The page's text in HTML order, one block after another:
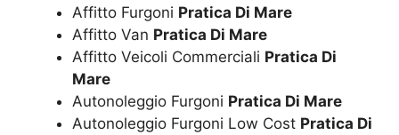
Affitto Furgoni Pratica Di Mare
Affitto Van Pratica Di Mare
Affitto Veicoli Commerciali Pratica Di
Mare
Autonoleggio Furgoni Pratica Di Mare
Autonoleggio Furgoni Low Cost Pratica Di